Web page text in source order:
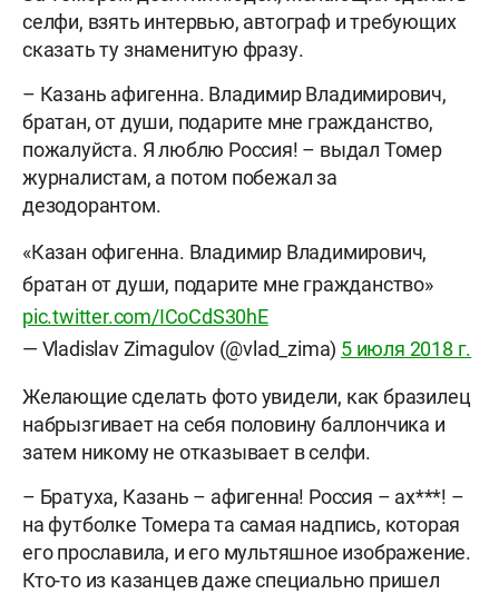
селфи, взять интервью, автограф и требующих
сказать ту знаменитую фразу.
– Казань афигенна. Владимир Владимирович,
братан, от души, подарите мне гражданство,
пожалуйста. Я люблю Россия! – выдал Томер
журналистам, а потом побежал за
дезодорантом.
«Казан офигенна. Владимир Владимирович,
братан от души, подарите мне гражданство»
pic.twitter.com/ICoCdS30hE
— Vladislav Zimagulov (@vlad_zima) 5 июля 2018 г.
Желающие сделать фото увидели, как бразилец
набрызгивает на себя половину баллончика и
затем никому не отказывает в селфи.
– Братуха, Казань – афигенна! Россия – ах***! –
на футболке Томера та самая надпись, которая
его прославила, и его мультяшное изображение.
Кто-то из казанцев даже специально пришел